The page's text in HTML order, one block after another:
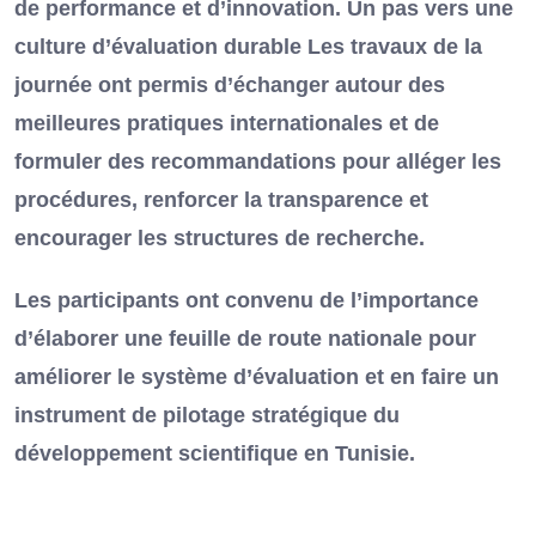
de performance et d’innovation. Un pas vers une
culture d’évaluation durable Les travaux de la
journée ont permis d’échanger autour des
meilleures pratiques internationales et de
formuler des recommandations pour alléger les
procédures, renforcer la transparence et
encourager les structures de recherche.
Les participants ont convenu de l’importance
d’élaborer une feuille de route nationale pour
améliorer le système d’évaluation et en faire un
instrument de pilotage stratégique du
développement scientifique en Tunisie.